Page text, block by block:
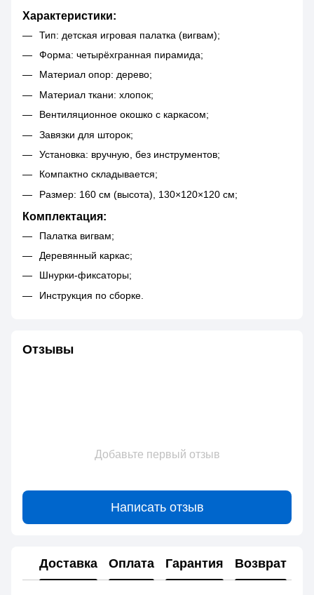
Характеристики:
Тип: детская игровая палатка (вигвам);
Форма: четырёхгранная пирамида;
Материал опор: дерево;
Материал ткани: хлопок;
Вентиляционное окошко с каркасом;
Завязки для шторок;
Установка: вручную, без инструментов;
Компактно складывается;
Размер: 160 см (высота), 130×120×120 см;
Комплектация:
Палатка вигвам;
Деревянный каркас;
Шнурки-фиксаторы;
Инструкция по сборке.
Отзывы
Добавьте первый отзыв
Написать отзыв
Доставка Оплата Гарантия Возврат